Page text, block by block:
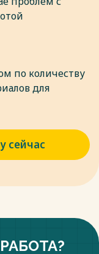
назначения
земель и
по количеству
для
сейчас